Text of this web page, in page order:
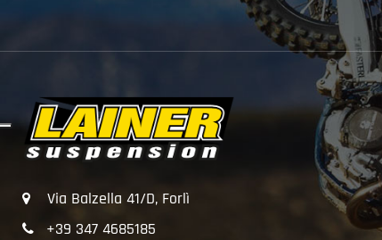
Via Balzella 41/D, Forlì
+39 347 4685185